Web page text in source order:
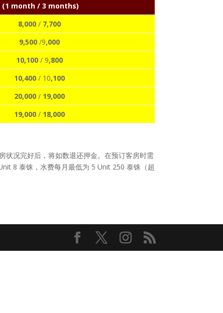
(1 month / 3 months)
8,000 / 7,700
9,500 /9,000
10,100 / 9,800
10,400/ 10,100
20,000/ 19,000
19,000 / 18,000
状况完好后，将如数退还押金。在预订客房时需
8 泰铢，水费每月最低为 5 Unit 250 泰铢（超